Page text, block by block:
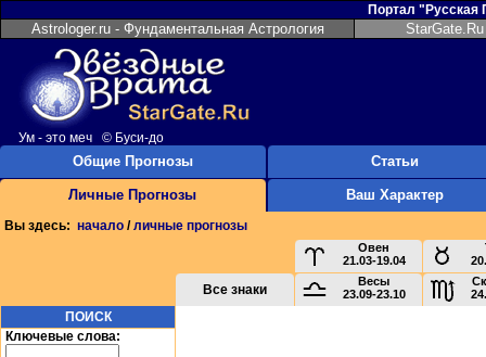
Портал "Русская
Astrologer.ru - Фундаментальная Астрология
Ум - это меч © Буси-до
Общие Прогнозы
Личные Прогнозы
Статьи
Ваш Характер
Вы здесь: начало /личные прогнозы
Овен
21.03-19.04
Все знаки
Весы
23.09-23.10
ПОИСК
Ключевые слова: